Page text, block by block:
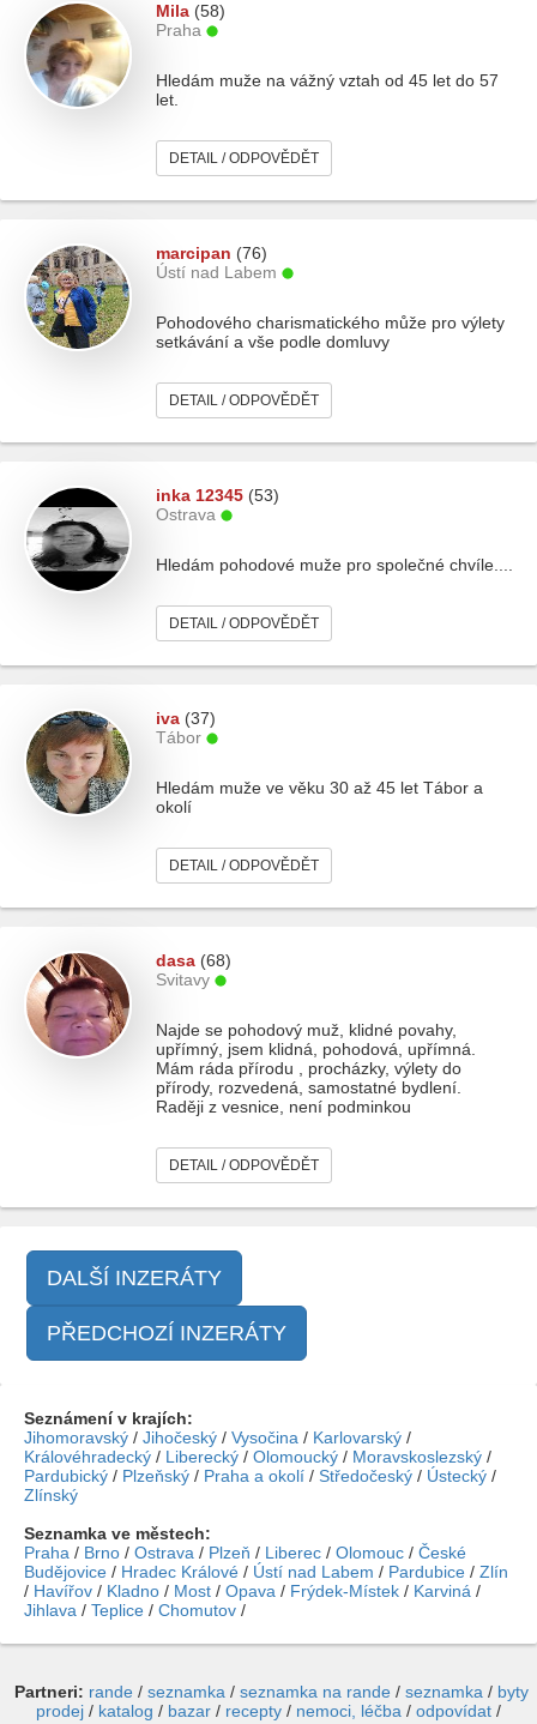
Mila (58)
Praha
Hledám muže na vážný vztah od 45 let do 57
let.
DETAIL / ODPOVĚDĚT
marcipan (76)
Ústí nad Labem
Pohodového charismatického může pro výlety
setkávání a vše podle domluvy
DETAIL / ODPOVĚDĚT
inka 12345 (53)
Ostrava
Hledám pohodové muže pro společné chvíle....
DETAIL / ODPOVĚDĚT
iva (37)
Tábor
Hledám muže ve věku 30 až 45 let Tábor a
okolí
DETAIL / ODPOVĚDĚT
dasa (68)
Svitavy
Najde se pohodový muž, klidné povahy,
upřímný, jsem klidná, pohodová, upřímná.
Mám ráda přírodu , procházky, výlety do
přírody, rozvedená, samostatné bydlení.
Raději z vesnice, není podminkou
DETAIL / ODPOVĚDĚT
DALŠÍ INZERÁTY
PŘEDCHOZÍ INZERÁTY
Seznámení v krajích:
Jihomoravský / Jihočeský / Vysočina / Karlovarský /
Královéhradecký / Liberecký / Olomoucký / Moravskoslezský /
Pardubický / Plzeňský / Praha a okolí / Středočeský / Ústecký /
Zlínský
Seznamka ve městech:
Praha / Brno / Ostrava / Plzeň / Liberec / Olomouc / České
Budějovice / Hradec Králové / Ústí nad Labem / Pardubice / Zlín
/ Havířov / Kladno / Most / Opava / Frýdek-Místek / Karviná /
Jihlava / Teplice / Chomutov /
Partneri: rande/ seznamka / seznamka na rande/ seznamka / byty
prodej / katalog / bazar / recepty / nemoci, léčba / odpovídat /